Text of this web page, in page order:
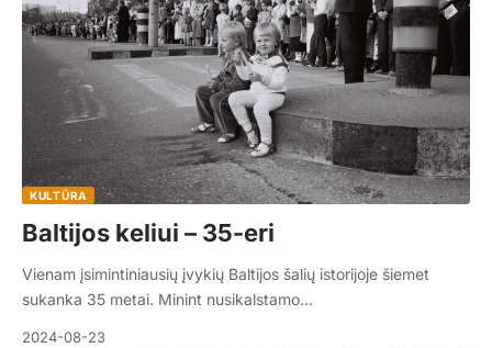
KULTŪRA
Baltijos keliui – 35-eri
Vienam įsimintiniausių įvykių Baltijos šalių istorijoje šiemet
sukanka 35 metai. Minint nusikalstamo…
2024-08-23